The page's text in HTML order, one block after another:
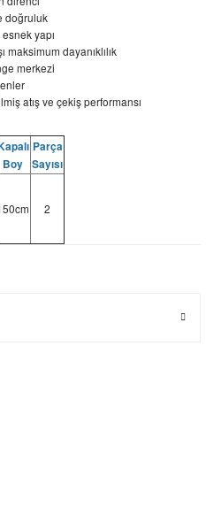
doğruluk
yapı
dayanıklılık
merkezi
atış ve çekiş performansı
Boy
Parça
Sayısı
2